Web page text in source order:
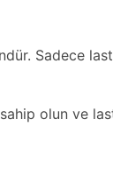
Sadece
olun ve